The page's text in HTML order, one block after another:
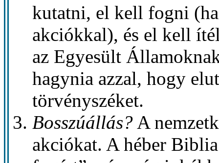
kutatni, el kell fogni (ha
akciókkal), és el kell
az Egyesült
hagynia azzal, hogy
törvényszéket.
Bosszúállás? A
akciókat. A héber